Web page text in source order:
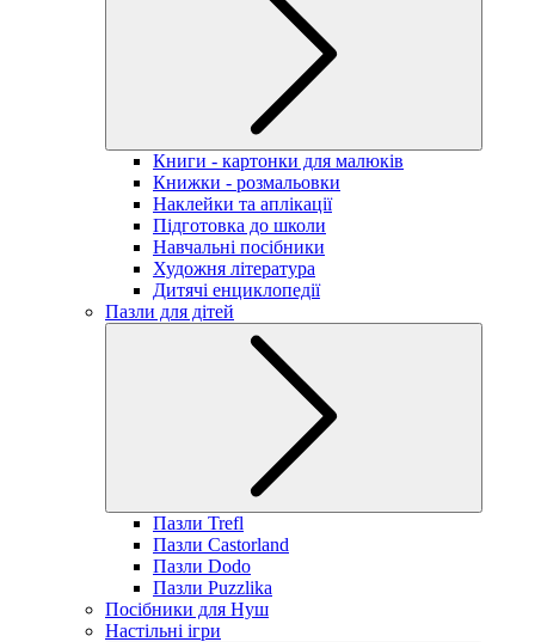
Книги - картонки для малюків
Книжки - розмальовки
Наклейки та аплікації
Підготовка до школи
Навчальні посібники
Художня література
Дитячі енциклопедії
Пазли для дітей
Пазли Trefl
Пазли Castorland
Пазли Dodo
Пазли Puzzlika
Посібники для Нуш
Настільні ігри